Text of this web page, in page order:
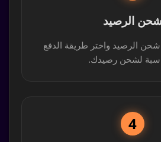
شحن الرصيد
الرصيد واختر طريقة الدفع
لشحن رصيدك.
4